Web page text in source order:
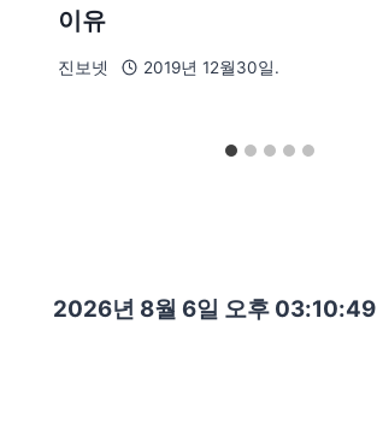
이유
진보넷 2019년 12월30일.
2026년 8월 6일 오후 03:10:50